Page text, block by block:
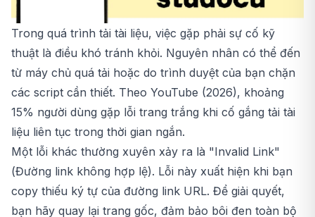
Trong quá trình tải tài liệu, việc gặp phải sự cố kỹ
thuật là điều khó tránh khỏi. Nguyên nhân có thể đến
từ máy chủ quá tải hoặc do trình duyệt của bạn chặn
các script cần thiết. Theo YouTube (2026), khoảng
15% người dùng gặp lỗi trang trắng khi cố gắng tải tài
liệu liên tục trong thời gian ngắn.
Một lỗi khác thường xuyên xảy ra là "Invalid Link"
(Đường link không hợp lệ). Lỗi này xuất hiện khi bạn
copy thiếu ký tự của đường link URL. Để giải quyết,
bạn hãy quay lại trang gốc, đảm bảo bôi đen toàn bộ